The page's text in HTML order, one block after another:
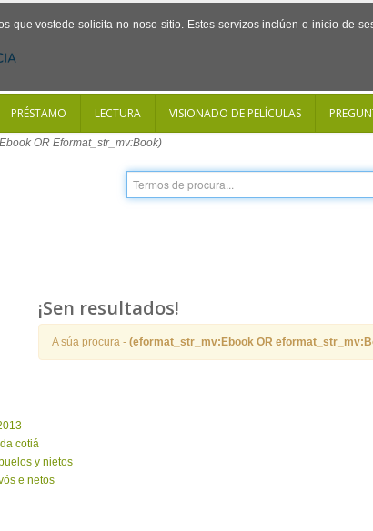
que vostede solicita no noso sitio. Estes servizos inclúen o inicio de
PRÉSTAMO LECTURA VISIONADO DE PELÍCULAS
OR Eformat_str_mv:Book)
¡Sen resultados!
A súa procura - (eformat_str_mv:Ebook OR
cotiá
y nietos
e netos